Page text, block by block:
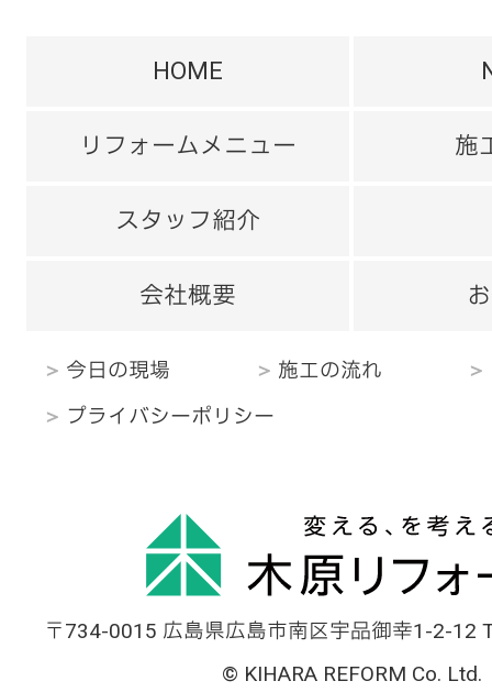
HOME
リフォームメニュー 施
スタッフ紹介
会社概要
今日の現場 施工の流れ
プライバシーポリシー
〒734-0015 広島県広島市南区宇品御幸1-2-12
© KIHARA REFORM Co. Ltd.